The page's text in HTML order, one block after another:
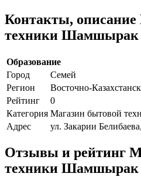
Контакты,
техники Шамшырак
Образование
Город
Семей
Регион
Восточно-
Рейтинг
0
Категория Магазин бытовой
Адрес
ул. Закарии
Отзывы и рейтинг
техники Шамшырак